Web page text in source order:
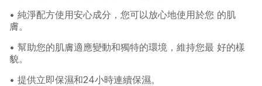
• 純淨配方使用安心成分，您可以放心地使用於您 的肌
膚。
• 幫助您的肌膚適應變動和獨特的環境，維持您最 好的樣
貌。
• 提供立即保濕和24小時連續保濕。